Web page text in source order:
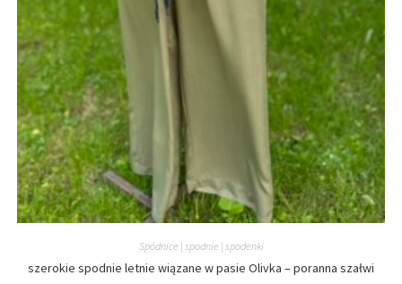
Spódnice | spodnie | spodenki
szerokie spodnie letnie wiązane w pasie Olivka – poranna szałwi